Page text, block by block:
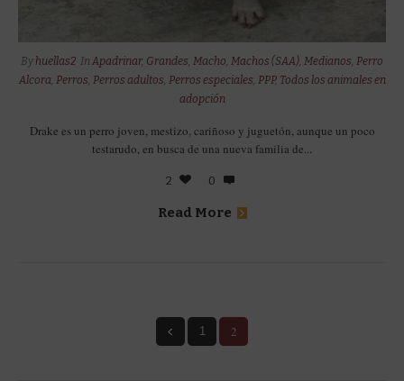
By huellas2 In Apadrinar, Grandes, Macho, Machos (SAA), Medianos, Perro
Alcora, Perros, Perros adultos, Perros especiales, PPP, Todos los animales en
adopción
Drake es un perro joven, mestizo, cariñoso y juguetón, aunque un poco
testarudo, en busca de una nueva familia de...
2 0
Read More
1 2